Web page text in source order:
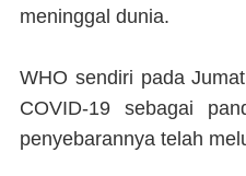
meninggal dunia.
WHO sendiri pada
COVID-19 sebagai
penyebarannya telah